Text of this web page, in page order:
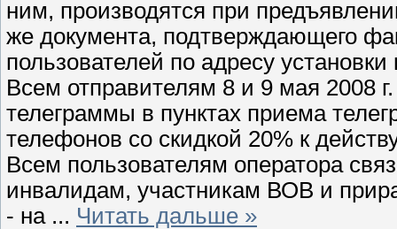
ним, производятся при
же документа, подтверждающего
пользователей по адресу
Всем отправителям 8 и 9 мая 2008
телеграммы в пунктах приема
телефонов со скидкой 20% к
Всем пользователям оператора
инвалидам, участникам ВОВ и
- на ... Читать дальше »